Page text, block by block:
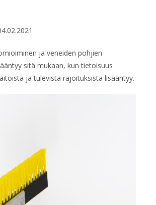
ja veneiden pohjien
sitä mukaan, kun tietoisuus
ja tulevista rajoituksista lisääntyy.